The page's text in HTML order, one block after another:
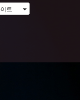
이트